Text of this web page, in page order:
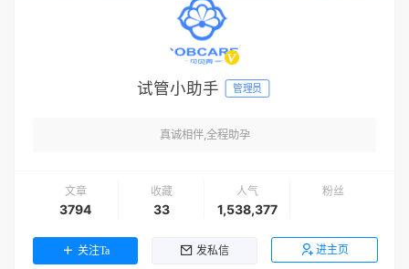
试管小助手 管理员
真诚相伴,全程助孕
文章
3794
收藏
33
人气
1,538,377
粉丝
关注Ta 发私信 进主页